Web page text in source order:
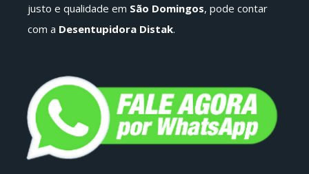
justo e qualidade em São Domingos, pode contar
com a Desentupidora Distak.